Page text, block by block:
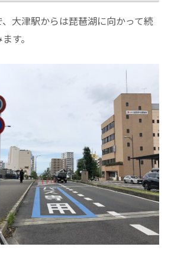
大津駅からは琵琶湖に向かって続
す。